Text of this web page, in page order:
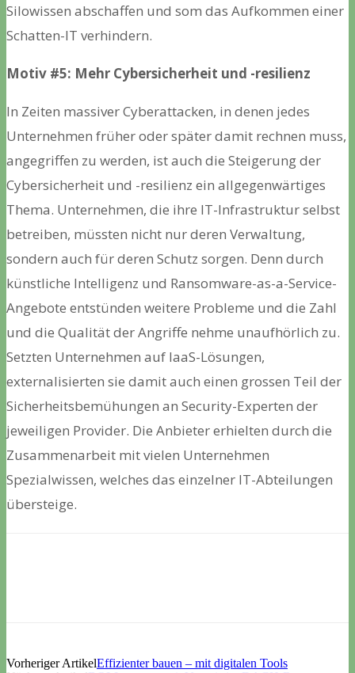
Silowissen abschaffen und som das Aufkommen einer
Schatten-IT verhindern.
Motiv #5: Mehr Cybersicherheit und -resilienz
In Zeiten massiver Cyberattacken, in denen jedes
Unternehmen früher oder später damit rechnen muss,
angegriffen zu werden, ist auch die Steigerung der
Cybersicherheit und -resilienz ein allgegenwärtiges
Thema. Unternehmen, die ihre IT-Infrastruktur selbst
betreiben, müssten nicht nur deren Verwaltung,
sondern auch für deren Schutz sorgen. Denn durch
künstliche Intelligenz und Ransomware-as-a-Service-
Angebote entstünden weitere Probleme und die Zahl
und die Qualität der Angriffe nehme unaufhörlich zu.
Setzten Unternehmen auf IaaS-Lösungen,
externalisierten sie damit auch einen grossen Teil der
Sicherheitsbemühungen an Security-Experten der
jeweiligen Provider. Die Anbieter erhielten durch die
Zusammenarbeit mit vielen Unternehmen
Spezialwissen, welches das einzelner IT-Abteilungen
übersteige.
Vorheriger ArtikelEffizienter bauen – mit digitalen Tools